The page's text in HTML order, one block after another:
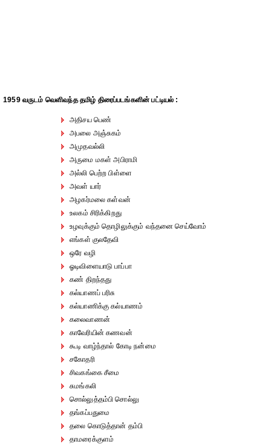
1959 வருடம் வெளிவந்த தமிழ் திரைப்படங்களின் பட்டியல் :
அதிசய பெண்
அபலை அஞ்சுகம்
அமுதவல்லி
அருமை மகள் அபிராமி
அல்லி பெற்ற பிள்ளை
அவள் யார்
அழகர்மலை கள்வன்
உலகம் சிரிக்கிறது
உழவுக்கும் தொழிலுக்கும் வந்தனை செய்வோம்
எங்கள் குலதேவி
ஒரே வழி
ஓடிவிளையாடு பாப்பா
கண் திறந்தது
கல்யாணப் பரிசு
கல்யாணிக்கு கல்யாணம்
கலைவாணன்
காவேரியின் கணவன்
கூடி வாழ்ந்தால் கோடி நன்மை
சகோதரி
சிவகங்கை சீமை
சுமங்கலி
சொல்லுத்தம்பி சொல்லு
தங்கப்பதுமை
தலை கொடுத்தான் தம்பி
தாமரைக்குளம்